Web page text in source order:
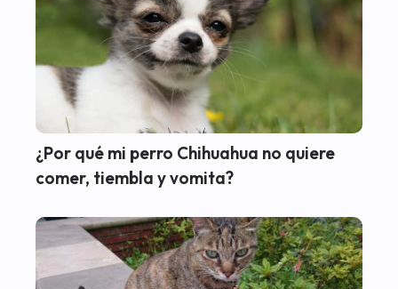
¿Por qué mi perro Chihuahua no quiere
comer, tiembla y vomita?